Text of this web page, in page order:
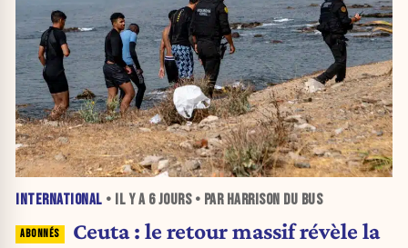
INTERNATIONAL • IL Y A 6 JOURS• PAR HARRISON DU BUS
Ceuta : le retour massif révèle la